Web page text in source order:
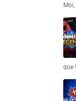
que